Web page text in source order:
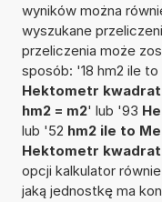
wyników można
wyszukane
przeliczenia może
sposób: '18 hm2 ile
Hektometr
hm2 = m2' lub '93
lub '52 hm2 ile to
Hektometr
opcji kalkulator
jaką jednostkę ma